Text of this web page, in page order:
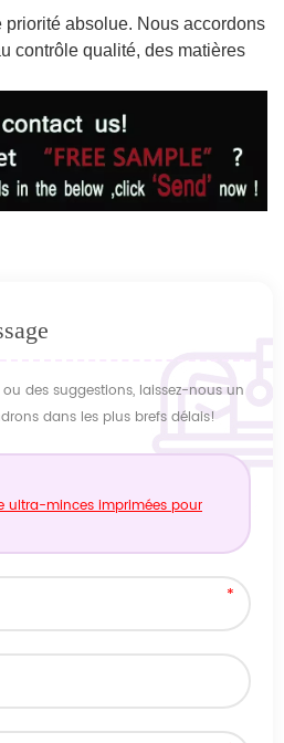
priorité absolue. Nous accordons
contrôle qualité, des matières
des suggestions, laissez-nous un
dans les plus brefs délais!
ultra-minces imprimées pour